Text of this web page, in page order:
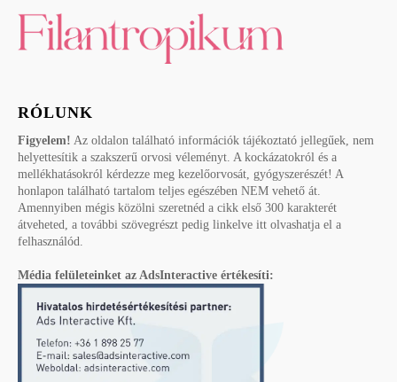
RÓLUNK
Figyelem! Az oldalon található információk tájékoztató jellegűek, nem
helyettesítik a szakszerű orvosi véleményt. A kockázatokról és a
mellékhatásokról kérdezze meg kezelőorvosát, gyógyszerészét! A
honlapon található tartalom teljes egészében NEM vehető át.
Amennyiben mégis közölni szeretnéd a cikk első 300 karakterét
átveheted, a további szövegrészt pedig linkelve itt olvashatja el a
felhasználód.
Média felületeinket az AdsInteractive értékesíti: